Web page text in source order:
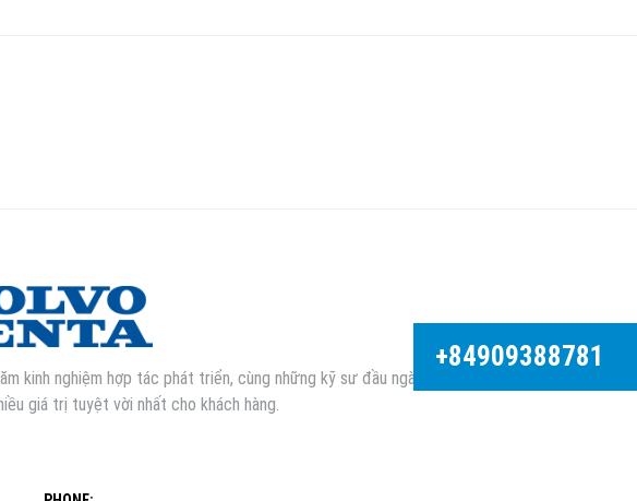
kinh nghiệm hợp tác phát triển, cùng những kỹ sư đầu ngành,
giá trị tuyệt vời nhất cho khách hàng.
+84909388781